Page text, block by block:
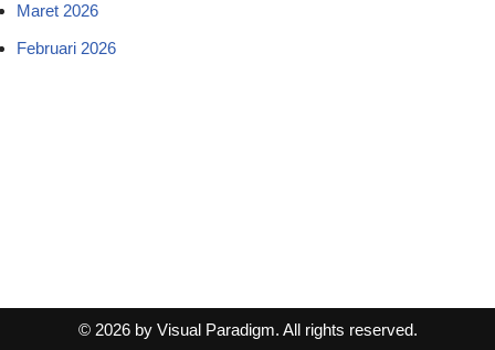
Maret 2026
Februari 2026
© 2026 by Visual Paradigm. All rights reserved.